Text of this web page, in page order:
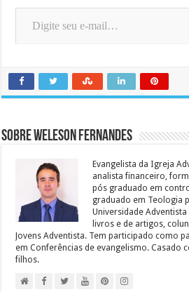
Digite seu e-mail…
Sobre Weleson Fernandes
Evangelista da Igreja
analista financeiro,
pós graduado em
graduado em Teologia
Universidade
livros e de artigos,
Jovens Adventista. Tem participado como
em Conferências de evangelismo. Casado
filhos.